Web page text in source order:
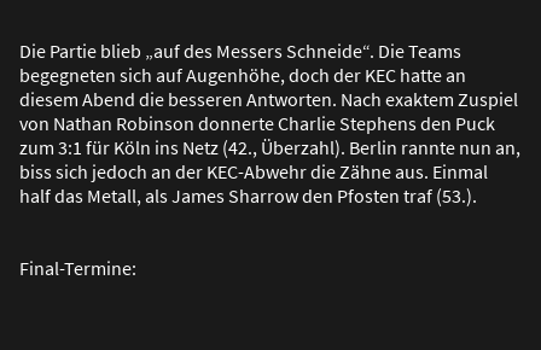
Die Partie blieb „auf des Messers Schneide“. Die Teams
begegneten sich auf Augenhöhe, doch der KEC hatte an
diesem Abend die besseren Antworten. Nach exaktem Zuspiel
von Nathan Robinson donnerte Charlie Stephens den Puck
zum 3:1 für Köln ins Netz (42., Überzahl). Berlin rannte nun an,
biss sich jedoch an der KEC-Abwehr die Zähne aus. Einmal
half das Metall, als James Sharrow den Pfosten traf (53.).
Final-Termine: